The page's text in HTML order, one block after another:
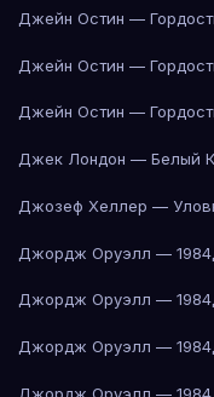
Джейн Остин —
Джейн Остин —
Джейн Остин —
Джек Лондон — Белый
Джозеф Хеллер —
Джордж Оруэлл — 1984
Джордж Оруэлл — 1984
Джордж Оруэлл — 1984